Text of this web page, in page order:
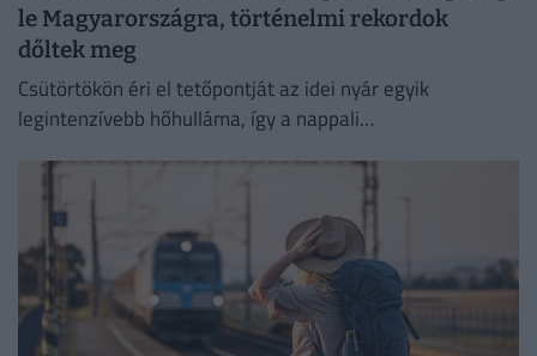
le Magyarországra, történelmi rekordok
dőltek meg
Csütörtökön éri el tetőpontját az idei nyár egyik
legintenzívebb hőhulláma, így a nappali